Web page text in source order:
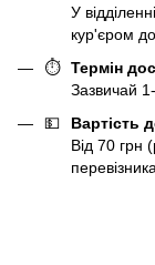
У
кур'єром
⏱️
Термін
Зазвичай
💵
Вартість
Від 70 грн